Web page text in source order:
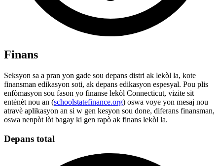
Finans
Seksyon sa a pran yon gade sou depans distri ak lekòl la, kote
finansman edikasyon soti, ak depans edikasyon espesyal. Pou plis
enfòmasyon sou fason yo finanse lekòl Connecticut, vizite sit
entènèt nou an (schoolstatefinance.org) oswa voye yon mesaj nou
atravè aplikasyon an si w gen kesyon sou done, diferans finansman,
oswa nenpòt lòt bagay ki gen rapò ak finans lekòl la.
Depans total